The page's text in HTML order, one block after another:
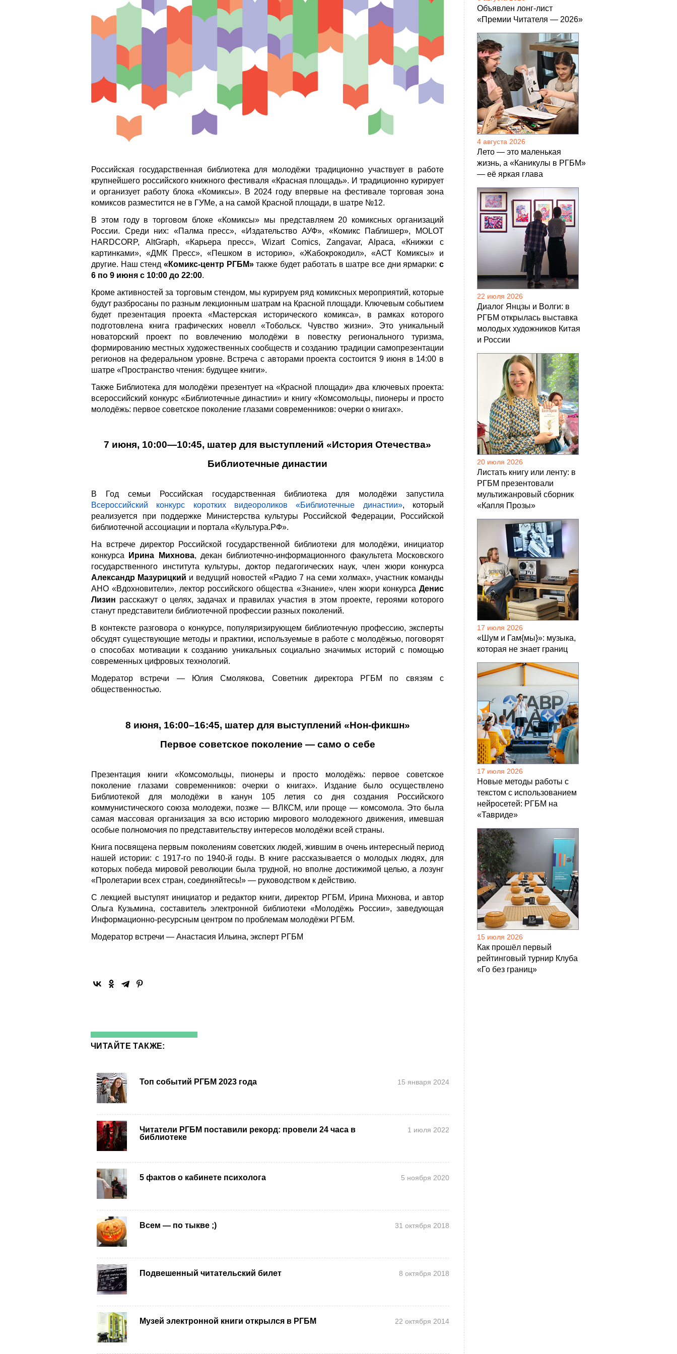
Российская государственная библиотека для молодёжи традиционно участвует в работе
крупнейшего российского книжного фестиваля «Красная площадь». И традиционно курирует
и организует работу блока «Комиксы». В 2024 году впервые на фестивале торговая зона
комиксов разместится не в ГУМе, а на самой Красной площади, в шатре №12.
В этом году в торговом блоке «Комиксы» мы представляем 20 комиксных организаций
России. Среди них: «Палма пресс», «Издательство АУФ», «Комикс Паблишер», MOLOT
HARDCORP, AltGraph, «Карьера пресс», Wizart Comics, Zangavar, Alpaca, «Книжки с
картинками», «ДМК Пресс», «Пешком в историю», «Жабокрокодил», «АСТ Комиксы» и
другие. Наш стенд«Комикс-центр РГБМ»также будет работать в шатре все дни ярмарки:с
6 по 9 июня с 10:00 до 22:00.
Кроме активностей за торговым стендом, мы курируем ряд комиксных мероприятий, которые
будут разбросаны по разным лекционным шатрам на Красной площади. Ключевым событием
будет презентация проекта «Мастерская исторического комикса», в рамках которого
подготовлена книга графических новелл «Тобольск. Чувство жизни». Это уникальный
новаторский проект по вовлечению молодёжи в повестку регионального туризма,
формированию местных художественных сообществ и созданию традиции самопрезентации
регионов на федеральном уровне. Встреча с авторами проекта состоится 9 июня в 14:00 в
шатре «Пространство чтения: будущее книги».
Также Библиотека для молодёжи презентует на «Красной площади» два ключевых проекта:
всероссийский конкурс «Библиотечные династии» и книгу «Комсомольцы, пионеры и просто
молодёжь: первое советское поколение глазами современников: очерки о книгах».
7 июня, 10:00—10:45, шатер для выступлений «История Отечества»
Библиотечные династии
В Год семьи Российская государственная библиотека для молодёжи запустила
Всероссийский конкурс коротких видеороликов «Библиотечные династии», который
реализуется при поддержке Министерства культуры Российской Федерации, Российской
библиотечной ассоциации и портала «Культура.РФ».
На встрече директор Российской государственной библиотеки для молодёжи, инициатор
конкурса
Ирина Михнова, декан библиотечно-информационного факультета Московского
государственного института культуры, доктор педагогических наук, член жюри конкурса
Александр Мазурицкий и ведущий новостей «Радио 7 на семи холмах», участник команды
АНО «Вдохновители», лектор российского общества «Знание», член жюри конкурса Денис
Лизин расскажут о целях, задачах и правилах участия в этом проекте, героями которого
станут представители библиотечной профессии разных поколений.
В контексте разговора о конкурсе, популяризирующем библиотечную профессию, эксперты
обсудят существующие методы и практики, используемые в работе с молодёжью, поговорят
о способах мотивации к созданию уникальных социально значимых историй с помощью
современных цифровых технологий.
Модератор встречи — Юлия Смолякова, Советник директора РГБМ по связям с
общественностью.
8 июня, 16:00–16:45, шатер для выступлений «Нон-фикшн»
Первое советское поколение — само о себе
Презентация книги «Комсомольцы, пионеры и просто молодёжь: первое советское
поколение глазами современников: очерки о книгах». Издание было осуществлено
Библиотекой для молодёжи в канун 105 летия со дня создания Российского
коммунистического союза молодежи, позже — ВЛКСМ, или проще — комсомола. Это была
самая массовая организация за всю историю мирового молодежного движения, имевшая
особые полномочия по представительству интересов молодёжи всей страны.
Книга посвящена первым поколениям советских людей, жившим в очень интересный период
нашей истории: с 1917-го по 1940-й годы. В книге рассказывается о молодых людях, для
которых победа мировой революции была трудной, но вполне достижимой целью, а лозунг
«Пролетарии всех стран, соединяйтесь!» — руководством к действию.
С лекцией выступят инициатор и редактор книги, директор РГБМ, Ирина Михнова, и автор
Ольга Кузьмина, составитель электронной библиотеки «Молодёжь России», заведующая
Информационно-ресурсным центром по проблемам молодёжи РГБМ.
Модератор встречи — Анастасия Ильина, эксперт РГБМ
Объявлен лонг-лист
«Премии Читателя — 2026»
4 августа 2026
Лето — это маленькая
жизнь, а «Каникулы в РГБМ»
— её яркая глава
22 июля 2026
Диалог Янцзы и Волги: в
РГБМ открылась выставка
молодых художников Китая
и России
20 июля 2026
Листать книгу или ленту: в
РГБМ презентовали
мультижанровый сборник
«Капля Прозы»
17 июля 2026
«Шум и Гам{мы}»: музыка,
которая не знает границ
17 июля 2026
Новые методы работы с
текстом с использованием
нейросетей: РГБМ на
«Тавриде»
15 июля 2026
Как прошёл первый
рейтинговый турнир Клуба
«Го без границ»
ЧИТАЙТЕ ТАКЖЕ:
Топ событий РГБМ 2023 года 15 января 2024
Читатели РГБМ поставили рекорд: провели 24 часа в
библиотеке
1 июля 2022
5 фактов о кабинете психолога 5 ноября 2020
Всем — по тыкве ;) 31 октября 2018
Подвешенный читательский билет 8 октября 2018
Музей электронной книги открылся в РГБМ 22 октября 2014